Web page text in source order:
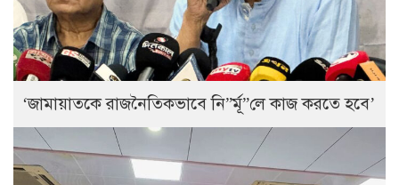
‘জামায়াতকে রাজনৈতিকভাবে নি”র্মূ”লে কাজ করতে হবে’